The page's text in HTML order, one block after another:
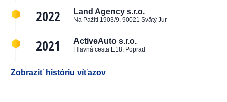
2022 Land Agency s.r.o.
Na Pažiti 1903/9, 90021 Svätý Jur
2021 ActiveAuto s.r.o.
Hlavná cesta E18, Poprad
Zobraziť históriu víťazov